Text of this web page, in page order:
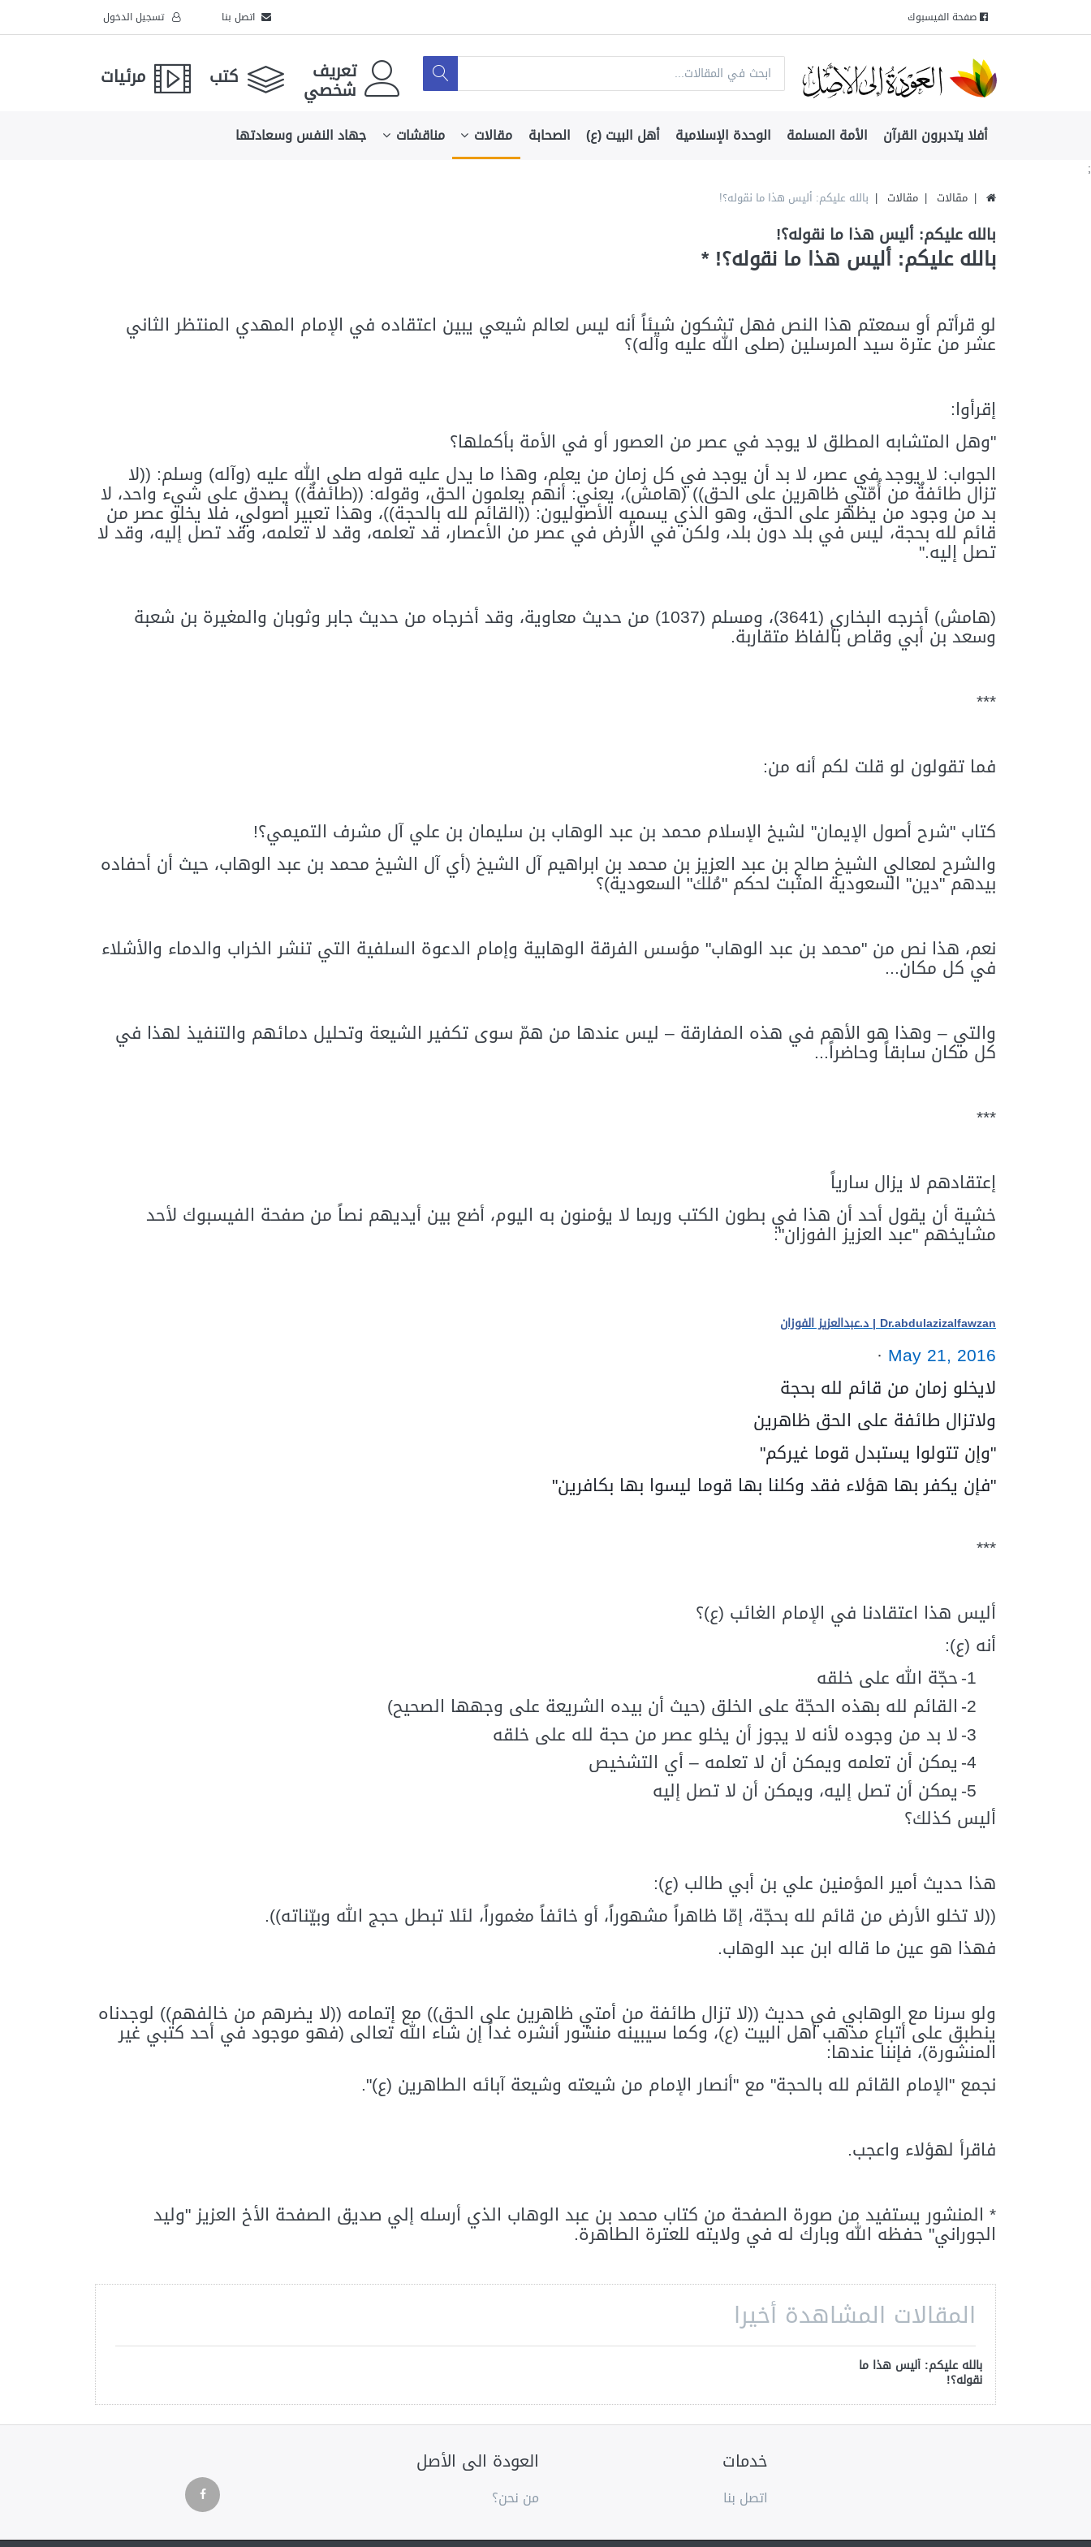
صفحة الفيسبوك اتصل بنا تسجيل الدخول
تعريف
شخصي كتب مرئيات
أفلا يتدبرون القرآن الأمة المسلمة الوحدة الإسلامية أهل البيت (ع) الصحابة مقالات مناقشات جهاد النفس وسعادتها
;
مقالات مقالات بالله عليكم: أليس هذا ما نقوله؟!
بالله عليكم: أليس هذا ما نقوله؟!
بالله عليكم: أليس هذا ما نقوله؟! *
لو قرأتم أو سمعتم هذا النص فهل تشكون شيئاً أنه ليس لعالم شيعي يبين اعتقاده في الإمام المهدي المنتظر الثاني
عشر من عترة سيد المرسلين (صلى الله عليه وآله)؟
إقرأوا:
"وهل المتشابه المطلق لا يوجد في عصر من العصور أو في الأمة بأكملها؟
الجواب: لا يوجد في عصر، لا بد أن يوجد في كل زمان من يعلم، وهذا ما يدل عليه قوله صلى الله عليه (وآله) وسلم: ((لا
تزال طائفةٌ من أُمّتي ظاهرين على الحق)) (هامش)، يعني: أنهم يعلمون الحق، وقوله: ((طائفةٌ)) يصدق على شيء واحد، لا
بد من وجود من يظهر على الحق، وهو الذي يسميه الأصوليون: ((القائم لله بالحجة))، وهذا تعبير أصولي، فلا يخلو عصر من
قائم لله بحجة، ليس في بلد دون بلد، ولكن في الأرض في عصر من الأعصار، قد تعلمه، وقد لا تعلمه، وقد تصل إليه، وقد لا
تصل إليه."
(هامش) أخرجه البخاري (3641)، ومسلم (1037) من حديث معاوية، وقد أخرجاه من حديث جابر وثوبان والمغيرة بن شعبة
وسعد بن أبي وقاص بألفاظ متقاربة.
***
فما تقولون لو قلت لكم أنه من:
كتاب "شرح أصول الإيمان" لشيخ الإسلام محمد بن عبد الوهاب بن سليمان بن علي آل مشرف التميمي؟!
والشرح لمعالي الشيخ صالح بن عبد العزيز بن محمد بن ابراهيم آل الشيخ (أي آل الشيخ محمد بن عبد الوهاب، حيث أن أحفاده
بيدهم "دين" السعودية المثبت لحكم "مُلك" السعودية)؟
نعم، هذا نص من "محمد بن عبد الوهاب" مؤسس الفرقة الوهابية وإمام الدعوة السلفية التي تنشر الخراب والدماء والأشلاء
في كل مكان...
والتي – وهذا هو الأهم في هذه المفارقة – ليس عندها من همّ سوى تكفير الشيعة وتحليل دمائهم والتنفيذ لهذا في
كل مكان سابقاً وحاضراً...
***
إعتقادهم لا يزال سارياً
خشية أن يقول أحد أن هذا في بطون الكتب وربما لا يؤمنون به اليوم، أضع بين أيديهم نصاً من صفحة الفيسبوك لأحد
مشايخهم "عبد العزيز الفوزان":
Dr.abdulazizalfawzan | د.عبدالعزيز الفوزان
May 21, 2016
·
لايخلو زمان من قائم لله بحجة
ولاتزال طائفة على الحق ظاهرين
"وإن تتولوا يستبدل قوما غيركم"
"فإن يكفر بها هؤلاء فقد وكلنا بها قوما ليسوا بها بكافرين"
***
أليس هذا اعتقادنا في الإمام الغائب (ع)؟
أنه (ع):
1- حجّة الله على خلقه
2- القائم لله بهذه الحجّة على الخلق (حيث أن بيده الشريعة على وجهها الصحيح)
3- لا بد من وجوده لأنه لا يجوز أن يخلو عصر من حجة لله على خلقه
4- يمكن أن تعلمه ويمكن أن لا تعلمه – أي التشخيص
5- يمكن أن تصل إليه، ويمكن أن لا تصل إليه
أليس كذلك؟
هذا حديث أمير المؤمنين علي بن أبي طالب (ع):
((لا تخلو الأرض من قائم لله بحجّة، إمّا ظاهراً مشهوراً، أو خائفاً مغموراً، لئلا تبطل حجج الله وبيّناته)).
فهذا هو عين ما قاله ابن عبد الوهاب.
ولو سرنا مع الوهابي في حديث ((لا تزال طائفة من أمتي ظاهرين على الحق)) مع إتمامه ((لا يضرهم من خالفهم)) لوجدناه
ينطبق على أتباع مذهب أهل البيت (ع)، وكما سيبينه منشور أنشره غداً إن شاء الله تعالى (فهو موجود في أحد كتبي غير
المنشورة)، فإننا عندها:
نجمع "الإمام القائم لله بالحجة" مع "أنصار الإمام من شيعته وشيعة آبائه الطاهرين (ع)".
فاقرأ لهؤلاء واعجب.
* المنشور يستفيد من صورة الصفحة من كتاب محمد بن عبد الوهاب الذي أرسله إلي صديق الصفحة الأخ العزيز "وليد
الجوراني" حفظه الله وبارك له في ولايته للعترة الطاهرة.
المقالات المشاهدة أخيرا
بالله عليكم: أليس هذا ما
نقوله؟!
خدمات
اتصل بنا
العودة الى الأصل
من نحن؟